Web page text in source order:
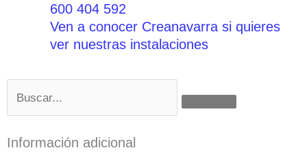
600 404 592
Ven a conocer Creanavarra si quieres
ver nuestras instalaciones
Información adicional